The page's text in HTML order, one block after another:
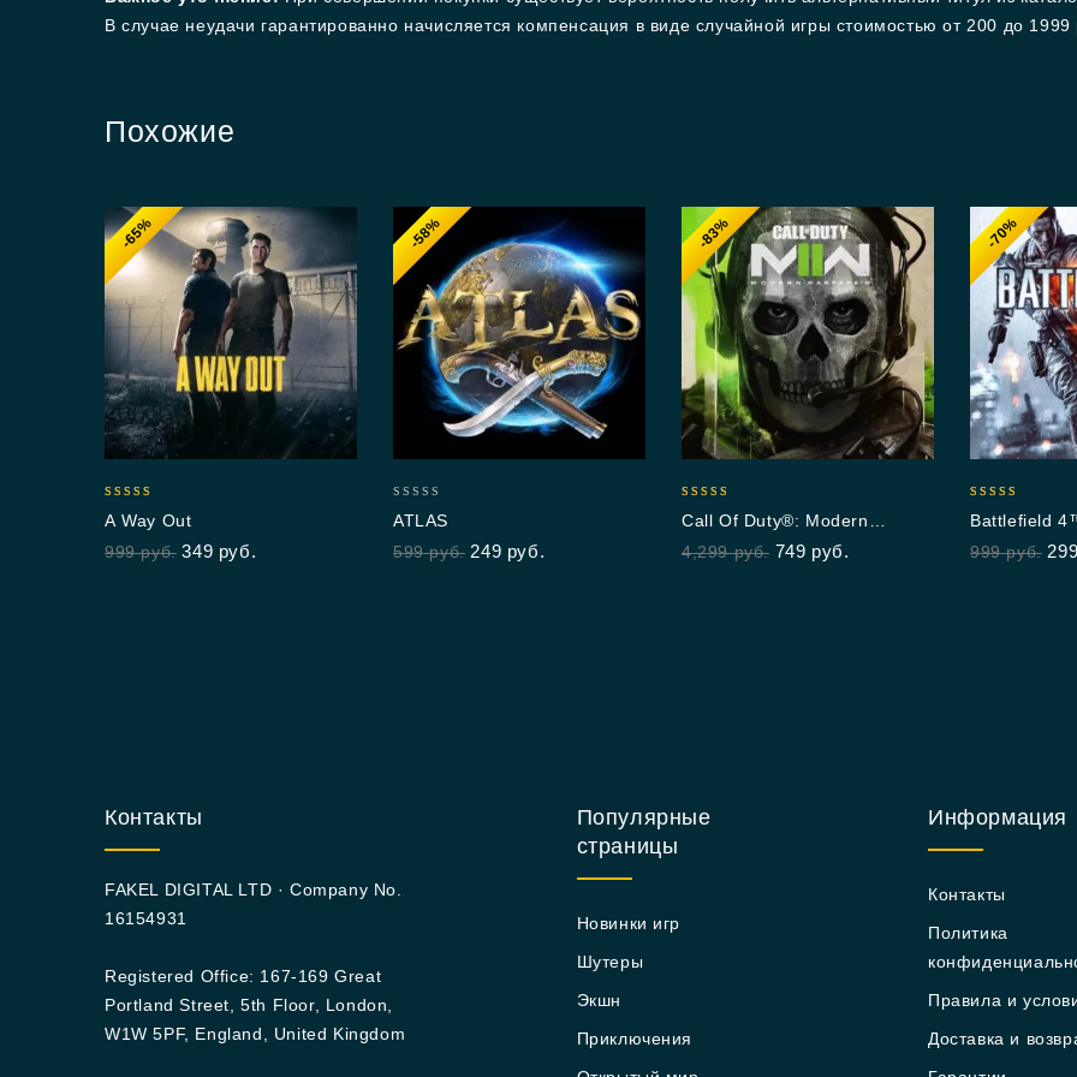
В случае неудачи гарантированно начисляется компенсация в виде случайной игры стоимостью от 200 до 1999
Похожие
-65%
out of 5
A Way Out
999руб. 349 руб.
-58%
out
of
ATLAS
599руб. 249 руб.
-83%
out of 5
Call Of Duty®: Modern
Warfare® II
4,299руб. 749 руб.
-70%
out of 5
Battlefield
Edition
999руб. 299
Контакты
FAKEL DIGITAL LTD · Company No.
16154931
Registered Office: 167-169 Great
Portland Street, 5th Floor, London,
W1W 5PF, England, United Kingdom
Популярные
страницы
Новинки игр
Шутеры
Экшн
Приключения
Информация
Контакты
Политика
Правила и
Доставка и